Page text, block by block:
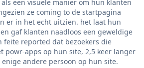
een visuele manier om hun klanten
ze coming to de startpagina
er in het echt uitzien. het laat hun
gaf klanten naadloos een geweldige
feite reported dat bezoekers die
powr-apps op hun site, 2,5 keer langer
andere persoon op hun site.